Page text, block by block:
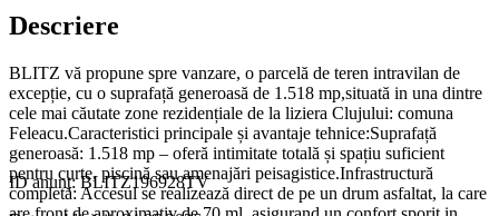
Descriere
BLITZ vă propune spre vanzare, o parcelă de teren intravilan de
excepție, cu o suprafață generoasă de 1.518 mp,situată in una dintre
cele mai căutate zone rezidențiale de la liziera Clujului: comuna
Feleacu.Caracteristici principale și avantaje tehnice:Suprafață
generoasă: 1.518 mp – oferă intimitate totală și spațiu suficient
pentru curte, piscină sau amenajări peisagistice.Infrastructură
completă: Accesul se realizează direct de pe un drum asfaltat, la care
ID anunț: BLITZ196928TV